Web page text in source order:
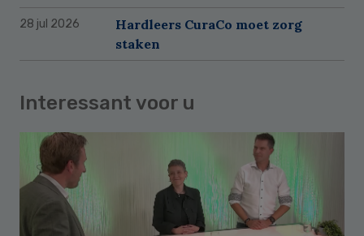
28 jul 2026
Hardleers CuraCo moet zorg
staken
Interessant voor u